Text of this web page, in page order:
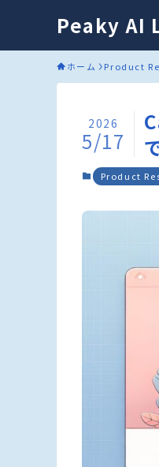
Peaky AI
ホーム Product
2026
5/17
Product